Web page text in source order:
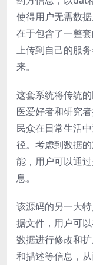
使得用户无需数
在于包含了一整
上传到自己的服
来。
这套系统将传统
医爱好者和研究
民众在日常生活
径。考虑到数据
能，用户可以通
息。
该源码的另一大
据文件，用户可
数据进行修改和
和描述等信息，